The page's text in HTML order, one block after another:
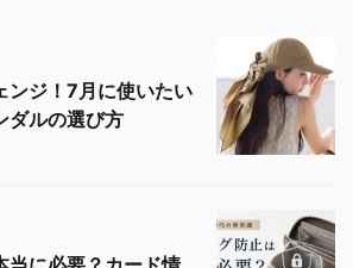
ンジ！7月に使いたい
ダルの選び方